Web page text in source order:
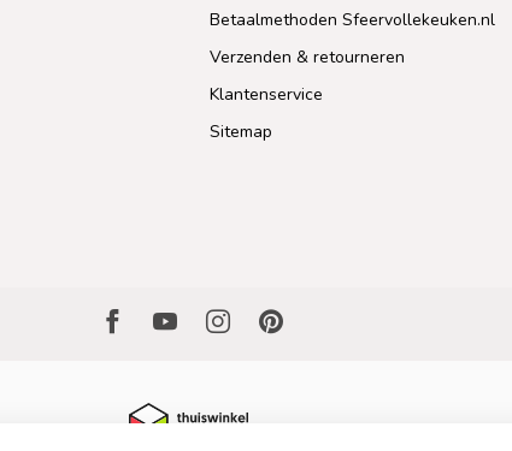
Betaalmethoden Sfeervollekeuken.nl
Verzenden & retourneren
Klantenservice
Sitemap